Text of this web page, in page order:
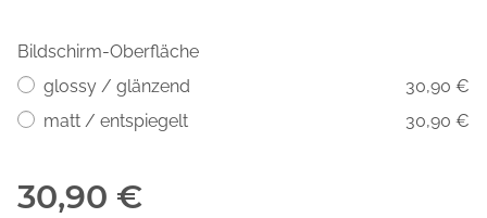
Bildschirm-Oberfläche
glossy / glänzend
30,90 €
matt / entspiegelt
30,90 €
30,90 €